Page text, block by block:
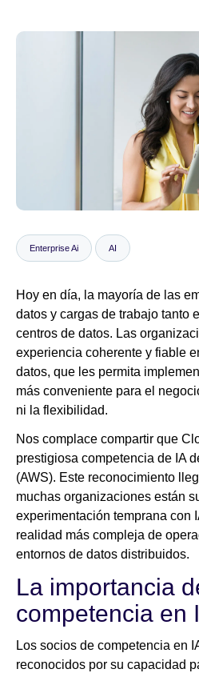
Sector público
Enterprise Ai AI
Hoy en día, la mayoría de las
datos y cargas de trabajo tanto
centros de datos. Las
experiencia coherente y fiable
datos, que les permita
más conveniente para el
ni la flexibilidad.
Nos complace compartir que
prestigiosa competencia de IA
(AWS). Este reconocimiento
muchas organizaciones están
experimentación temprana con
realidad más compleja de
entornos de datos distribuidos.
La importancia
competencia en
Los socios de competencia en
reconocidos por su capacidad